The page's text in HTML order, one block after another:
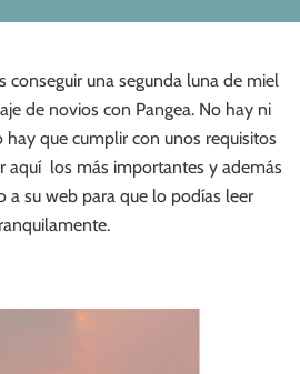
conseguir una segunda luna de miel
de novios con Pangea. No hay ni
que cumplir con unos requisitos
aquí los más importantes y además
a su web para que lo podías leer